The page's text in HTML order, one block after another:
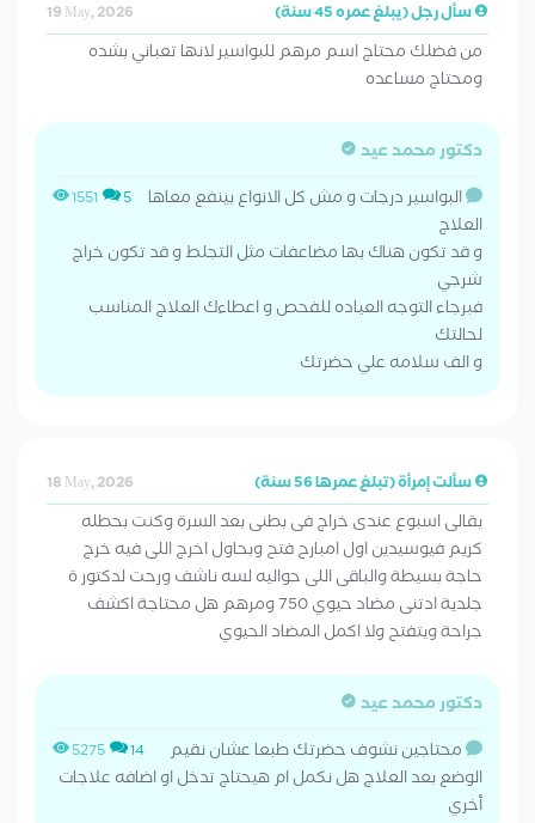
سأل رجل (يبلغ عمره 45 سنة) 19 May, 2026
من فضلك محتاج اسم مرهم للبواسير لانها تعباني بشده
ومحتاج مساعده
دكتور محمد عيد
1551 5
البواسير درجات و مش كل الانواع بينفع معاها
العلاج
و قد تكون هناك بها مضاعفات مثل التجلط و قد تكون خراج
شرجي
فبرجاء التوجه العياده للفحص و اعطاءك العلاج المناسب
لحالتك
و الف سلامه علي حضرتك
سألت إمرأة (تبلغ عمرها 56 سنة) 18 May, 2026
بقالى اسبوع عندى خراج فى بطنى بعد السرة وكنت بحطله
كريم فيوسيدين اول امبارح فتح وبحاول اخرج اللى فيه خرج
حاجة بسيطة والباقى اللى حواليه لسه ناشف ورحت لدكتور ة
جلدية ادتنى مضاد حيوي 750 ومرهم هل محتاجة اكشف
جراحة ويتفتح ولا اكمل المضاد الحيوي
دكتور محمد عيد
5275 14
محتاجين نشوف حضرتك طبعا عشان نقيم
الوضع بعد العلاج هل نكمل ام هيحتاج تدخل او اضافه علاجات
أخري